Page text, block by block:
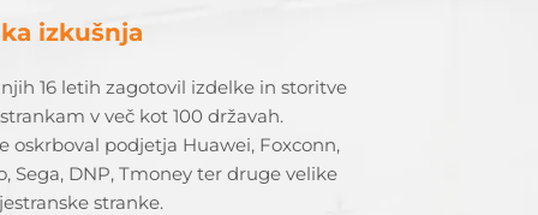
izkušnja
16 letih zagotovil izdelke in storitve
v več kot 100 državah.
oskrboval podjetja Huawei, Foxconn,
Sega, DNP, Tmoney ter druge velike
stranke.